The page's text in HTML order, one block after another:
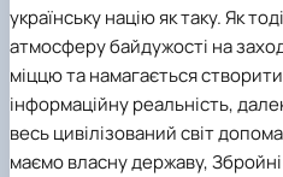
українську націю як таку. Як
атмосферу байдужості на
міццю та намагається
інформаційну реальність,
весь цивілізований світ
маємо власну державу,